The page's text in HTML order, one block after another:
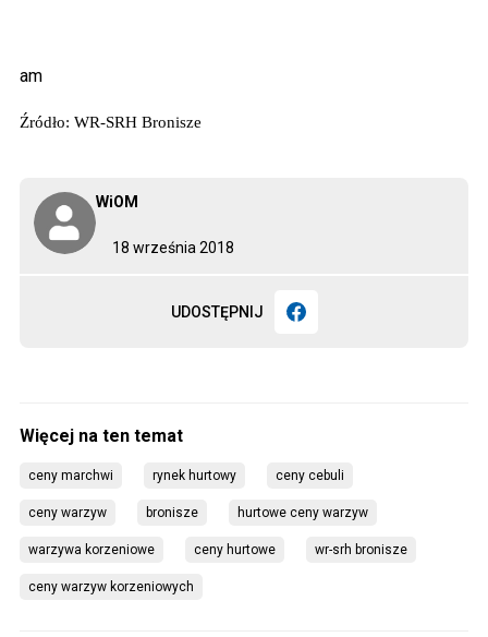
18 września 2018
WiOM
UDOSTĘPNIJ
am
Źródło: WR-SRH Bronisze
ceny marchwi rynek hurtowy ceny cebuli
ceny warzyw bronisze hurtowe ceny warzyw
warzywa korzeniowe ceny hurtowe wr-srh bronisze
ceny warzyw korzeniowych